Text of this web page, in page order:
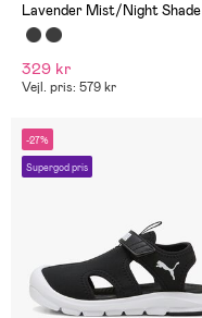
Lavender Mist/Night Shade
329 kr
Vejl. pris: 579 kr
-27%
Supergod pris